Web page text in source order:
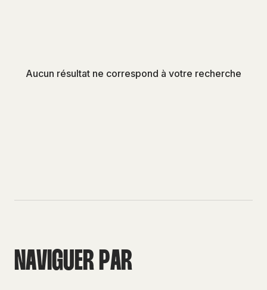
Aucun résultat ne correspond à votre recherche
NAVIGUERPAR